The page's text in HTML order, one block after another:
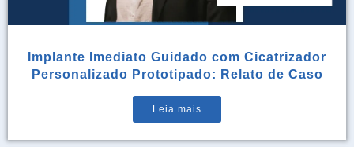
Implante Imediato Guidado com Cicatrizador
Personalizado Prototipado: Relato de Caso
Leia mais